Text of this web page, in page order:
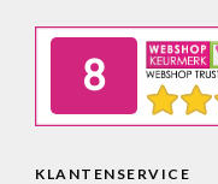
KLANTENSERVICE